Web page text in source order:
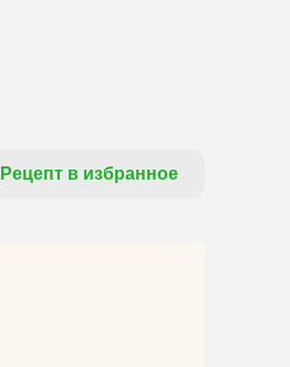
Рецепт в избранное